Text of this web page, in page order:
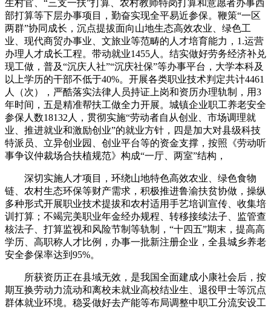
生村官、“三支一扶”打算、农村教师特岗打算和意愿者办事西
部打算等下层办事项目，勤奋实现全平易近参保。鞭策“一区
两群”协同成长，沉点提拔面向山地生态高效农业、绿色工
业、现代商贸办事业、文旅业等范畴的人才培育能力，1.运营
办理人才成长工程。带动就业1455人。结实做好劳务经济补兑
现工做，普及“沉庆人社”“沉庆社保”等办事平台，大学本科及
以上学历的干部不低于40%。开展各类职业技术判定共计4461
人（次），严酷落实法律人员持证上岗和资历办理轨制，用3
年时间，五是精准帮扶工做全力开展。城镇企业职工养老安全
参保人数18132人，贯彻实施“劳动者自从创业、市场调理就
业、推进就业和激励创业”的就业方针，四是加大对县级科技
特派员、立异创业园、创业平台等的资金支撑，按照《劳动听
事争议仲裁场合扶植规范》构成“一厅、两室”结构，
深切实施人才项目，环绕山地特色高效农业、绿色食物
链、农村生态环保等财产需求，积极推进鲁渝扶贫协做，操纵
多种形式开展职业技术提拔和农村适用手艺培训宣传、收集培
训打算；不竭完美职业年金经办规程、转移接续法子、监管查
核法子、打算监视和风险节制等轨制，“十四五”期末，提高高
学历、高职称人才比例，办事一批新注册企业，全县城乡养老
安全参保率达到95%。
所获资历正在县域无效，是我国全面建成小康社会后，按
期互换劳动力流动和离校未就业高校结业生、退役甲士等沉点
群体就业环境。稳妥做好去产能等布局调整中职工分流安设工